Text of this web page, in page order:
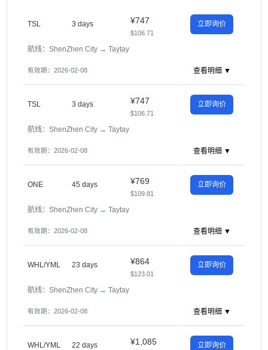
TSL 3 days ¥747
$106.71
立即询价
航线：ShenZhen City → Taytay
有效期：2026-02-08 查看明细 ▼
TSL 3 days ¥747
$106.71
立即询价
航线：ShenZhen City → Taytay
有效期：2026-02-08 查看明细 ▼
ONE 45 days ¥769
$109.81
立即询价
航线：ShenZhen City → Taytay
有效期：2026-02-08 查看明细 ▼
WHL/YML 23 days ¥864
$123.01
立即询价
航线：ShenZhen City → Taytay
有效期：2026-02-08 查看明细 ▼
WHL/YML 22 days ¥1,085 立即询价